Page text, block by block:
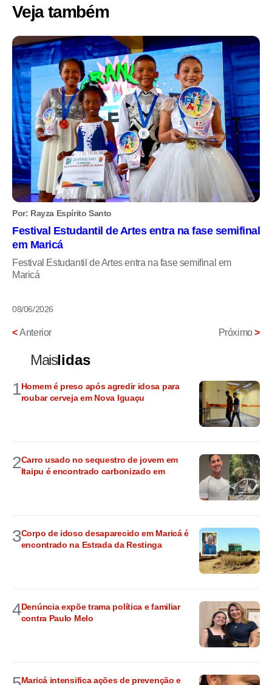
Veja também
Por: Rayza Espírito Santo
Festival Estudantil de Artes entra na fase semifinal
em Maricá
Festival Estudantil de Artes entra na fase semifinal em
Maricá
08/06/2026
<Anterior Próximo>
Maislidas
1Homem é preso após agredir idosa para
roubar cerveja em Nova Iguaçu
2Carro usado no sequestro de jovem em
Itaipu é encontrado carbonizado em
3Corpo de idoso desaparecido em Maricá é
encontrado na Estrada da Restinga
4Denúncia expõe trama política e familiar
contra Paulo Melo
Maricá intensifica ações de prevenção e